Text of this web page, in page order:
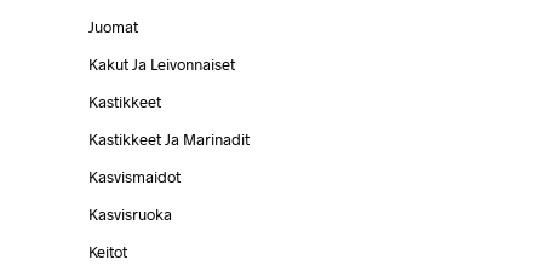
Juomat
Kakut Ja Leivonnaiset
Kastikkeet
Kastikkeet Ja Marinadit
Kasvismaidot
Kasvisruoka
Keitot